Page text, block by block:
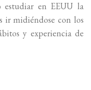
estudiar en EEUU la
ir midiéndose con los
y experiencia de